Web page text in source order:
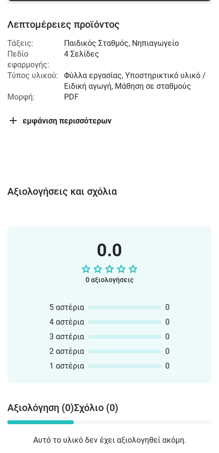
Λεπτομέρειες προϊόντος
Τάξεις: Παιδικός Σταθμός, Νηπιαγωγείο
Πεδίο
εφαρμογής:
4 Σελίδες
Τύπος υλικού:
Φύλλα εργασίας, Υποστηρικτικό υλικό /
Ειδική αγωγή, Μάθηση σε σταθμούς
Μορφή:
PDF
εμφάνιση περισσότερων
Αξιολογήσεις και σχόλια
0.0
0 αξιολογήσεις
5 αστέρια
0
4 αστέρια
0
3 αστέρια
0
2 αστέρια
0
1 αστέρια
0
Αξιολόγηση (0)Σχόλιο (0)
Αυτό το υλικό δεν έχει αξιολογηθεί ακόμη.